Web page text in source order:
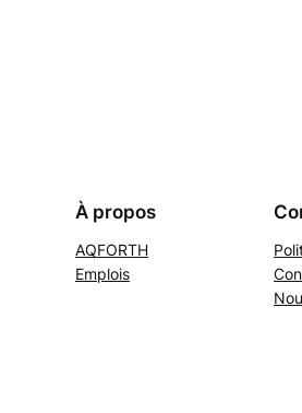
À propos
AQFORTH
Emplois